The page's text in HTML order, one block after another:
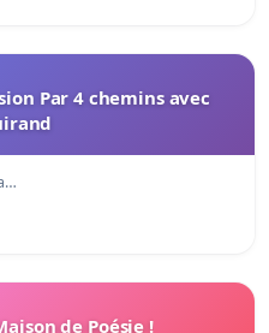
Par 4 chemins avec
de Poésie !